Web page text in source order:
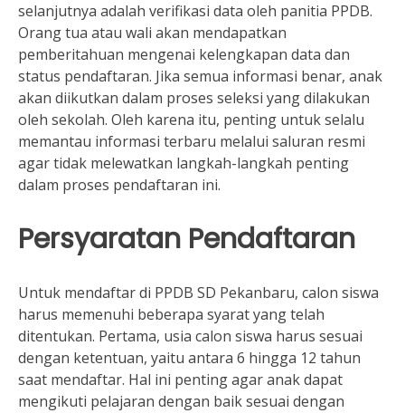
selanjutnya adalah verifikasi data oleh panitia PPDB.
Orang tua atau wali akan mendapatkan
pemberitahuan mengenai kelengkapan data dan
status pendaftaran. Jika semua informasi benar, anak
akan diikutkan dalam proses seleksi yang dilakukan
oleh sekolah. Oleh karena itu, penting untuk selalu
memantau informasi terbaru melalui saluran resmi
agar tidak melewatkan langkah-langkah penting
dalam proses pendaftaran ini.
Persyaratan Pendaftaran
Untuk mendaftar di PPDB SD Pekanbaru, calon siswa
harus memenuhi beberapa syarat yang telah
ditentukan. Pertama, usia calon siswa harus sesuai
dengan ketentuan, yaitu antara 6 hingga 12 tahun
saat mendaftar. Hal ini penting agar anak dapat
mengikuti pelajaran dengan baik sesuai dengan